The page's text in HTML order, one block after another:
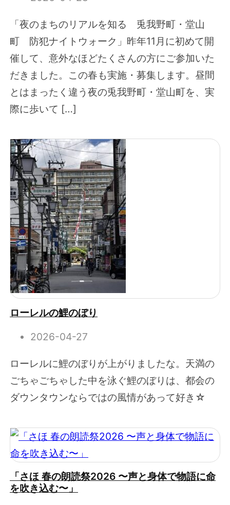
「夜のまちのリアルを知る 兎我野町・堂山
町 防犯ナイトウォーク」昨年11月に初めて開
催して、意外なほどたくさんの方にご参加いた
だきました。この春も実施・募集します。昼間
とはまったく違う夜の兎我野町・堂山町を、実
際に歩いて […]
ローレルの鯉のぼり
2026-04-27
ローレルに鯉のぼりが上がりましたな。天満の
ごちゃごちゃした中を泳ぐ鯉のぼりは、都会の
ダウンタウンならではの風情があって好き☆
「さほ 春の朗読祭2026 〜声と身体で物語に命
を吹き込む〜」